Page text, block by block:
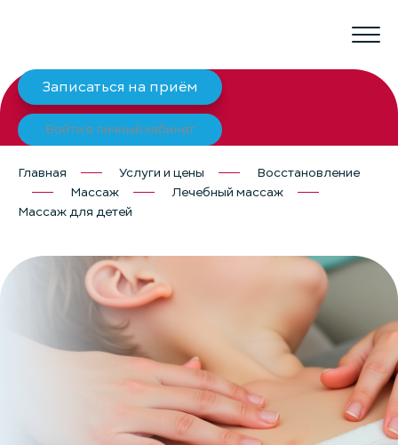
Записаться на приём
Войти в личный кабинет
Главная Услуги и цены
Восстановление
Массаж
Лечебный массаж
Массаж для детей